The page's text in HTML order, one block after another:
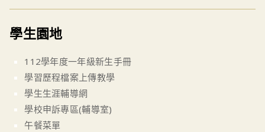
學生園地
112學年度一年級新生手冊
學習歷程檔案上傳教學
學生生涯輔導網
學校申訴專區(輔導室)
午餐菜單